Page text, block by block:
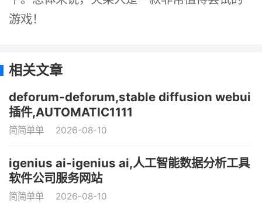
游戏！
相关文章
deforum-deforum,stable diffusion webui
插件,AUTOMATIC1111
简简单单 2026-08-10
igenius ai-igenius ai,人工智能数据分析工具
软件公司服务网站
简简单单 2026-08-10